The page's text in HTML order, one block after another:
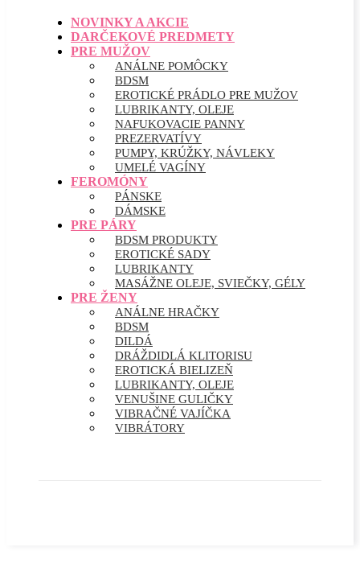
NOVINKY A AKCIE
DARČEKOVÉ PREDMETY
PRE MUŽOV
ANÁLNE POMÔCKY
BDSM
EROTICKÉ PRÁDLO PRE MUŽOV
LUBRIKANTY, OLEJE
NAFUKOVACIE PANNY
PREZERVATÍVY
PUMPY, KRÚŽKY, NÁVLEKY
UMELÉ VAGÍNY
FEROMÓNY
PÁNSKE
DÁMSKE
PRE PÁRY
BDSM PRODUKTY
EROTICKÉ SADY
LUBRIKANTY
MASÁŽNE OLEJE, SVIEČKY, GÉLY
PRE ŽENY
ANÁLNE HRAČKY
BDSM
DILDÁ
DRÁŽDIDLÁ KLITORISU
EROTICKÁ BIELIZEŇ
LUBRIKANTY, OLEJE
VENUŠINE GULIČKY
VIBRAČNÉ VAJÍČKA
VIBRÁTORY